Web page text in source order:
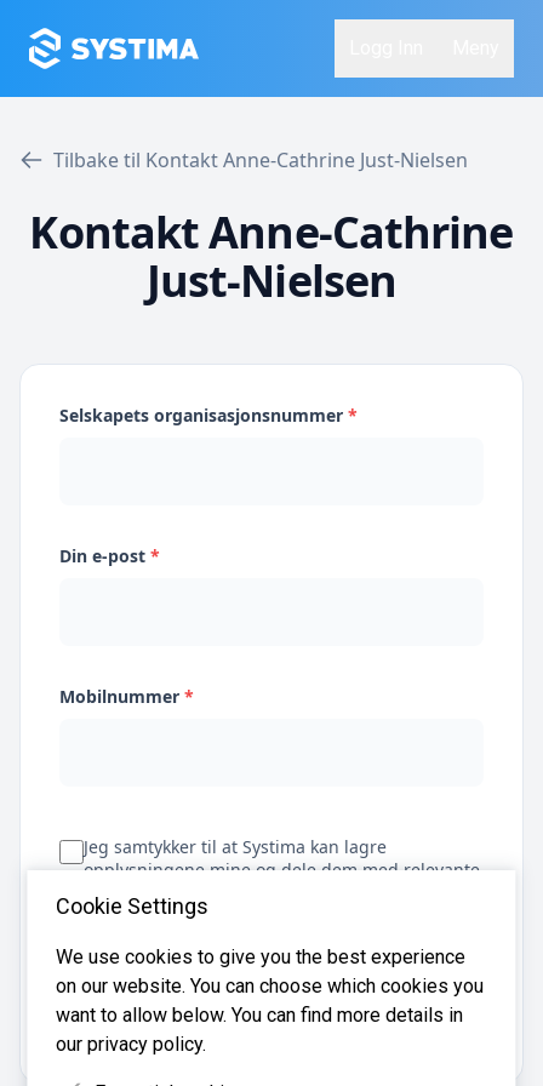
Tilbake til Kontakt Anne-Cathrine Just-Nielsen
Kontakt Anne-Cathrine
Just-Nielsen
Selskapets organisasjonsnummer *
Din e-post *
Mobilnummer *
Jeg samtykker til at Systima kan lagre
opplysningene mine og dele dem med relevante
regnskapsbyråer for å hjelpe meg å finne
regnskapsfører
Få tilbud
Cookie Settings
We use cookies to give you the best experience
on our website. You can choose which cookies you
want to allow below. You can find more details in
our privacy policy.